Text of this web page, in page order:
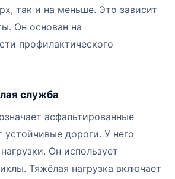
так и на меньше. Это зависит
Он основан на
профилактического
служба
асфальтированные
устойчивые дороги. У него
Он использует
Тяжёлая нагрузка включает